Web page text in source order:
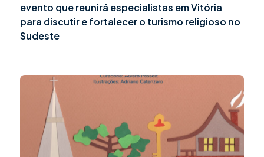
evento que reunirá especialistas em Vitória
para discutir e fortalecer o turismo religioso no
Sudeste